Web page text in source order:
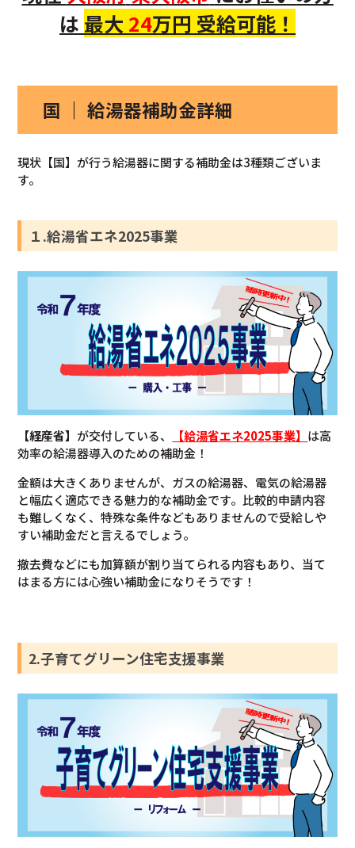
は 最大 24万円 受給可能！
国 ｜ 給湯器補助金詳細
現状【国】が行う給湯器に関する補助金は3種類ございま
す。
１.給湯省エネ2025事業
【経産省】 が交付している、 【給湯省エネ2025事業】 は高
効率の給湯器導入のための補助金！
金額は大きくありませんが、ガスの給湯器、電気の給湯器
と幅広く適応できる魅力的な補助金です。比較的申請内容
も難しくなく、特殊な条件などもありませんので受給しや
すい補助金だと言えるでしょう。
撤去費などにも加算額が割り当てられる内容もあり、当て
はまる方には心強い補助金になりそうです！
2.子育てグリーン住宅支援事業